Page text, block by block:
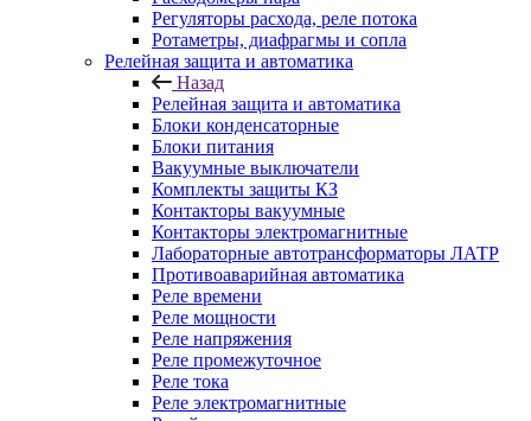
Регуляторы расхода, реле потока
Ротаметры, диафрагмы и сопла
Релейная защита и автоматика
Назад
Релейная защита и автоматика
Блоки конденсаторные
Блоки питания
Вакуумные выключатели
Комплекты защиты КЗ
Контакторы вакуумные
Контакторы электромагнитные
Лабораторные автотрансформаторы ЛАТР
Противоаварийная автоматика
Реле времени
Реле мощности
Реле напряжения
Реле промежуточное
Реле тока
Реле электромагнитные